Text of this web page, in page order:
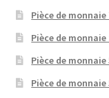
Pièce de
Pièce de monnaie
Pièce de
Pièce de